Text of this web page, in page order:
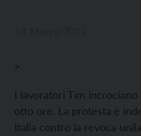
>
I lavoratori Tim
otto ore. La protesta è
Italia contro la revoca